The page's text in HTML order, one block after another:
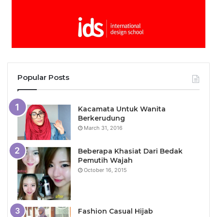
Popular Posts
Kacamata Untuk Wanita
Berkerudung
March 31, 2016
Beberapa Khasiat Dari Bedak
Pemutih Wajah
October 16, 2015
Fashion Casual Hijab